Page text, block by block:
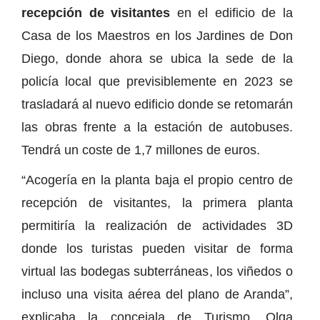
recepción de visitantes en el edificio de la
Casa de los Maestros en los Jardines de Don
Diego, donde ahora se ubica la sede de la
policía local que previsiblemente en 2023 se
trasladará al nuevo edificio donde se retomarán
las obras frente a la estación de autobuses.
Tendrá un coste de 1,7 millones de euros.
“Acogería en la planta baja el propio centro de
recepción de visitantes, la primera planta
permitiría la realización de actividades 3D
donde los turistas pueden visitar de forma
virtual las bodegas subterráneas, los viñedos o
incluso una visita aérea del plano de Aranda”,
explicaba la concejala de Turismo, Olga